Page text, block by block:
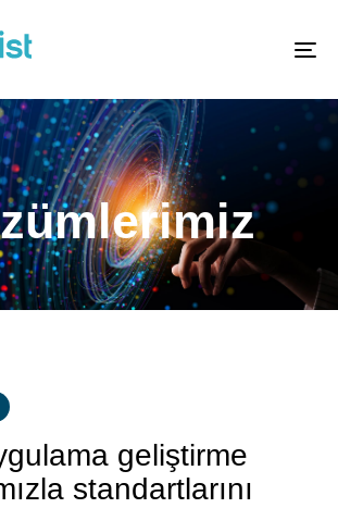
geliştirme
standartlarını